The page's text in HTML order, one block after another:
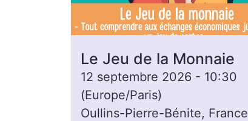
Le Jeu de la Monnaie
12 septembre 2026 - 10:30
(Europe/Paris)
Oullins-Pierre-Bénite, France